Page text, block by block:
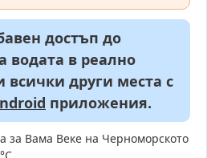
достъп до
водата в реално
всички други места с
приложения.
за Вама Веке на Черноморското